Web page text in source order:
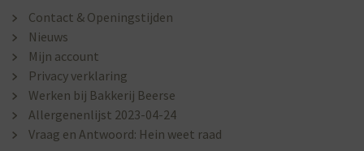
Contact & Openingstijden
Nieuws
Mijn account
Privacy verklaring
Werken bij Bakkerij Beerse
Allergenenlijst 2023-04-24
Vraag en Antwoord: Hein weet raad